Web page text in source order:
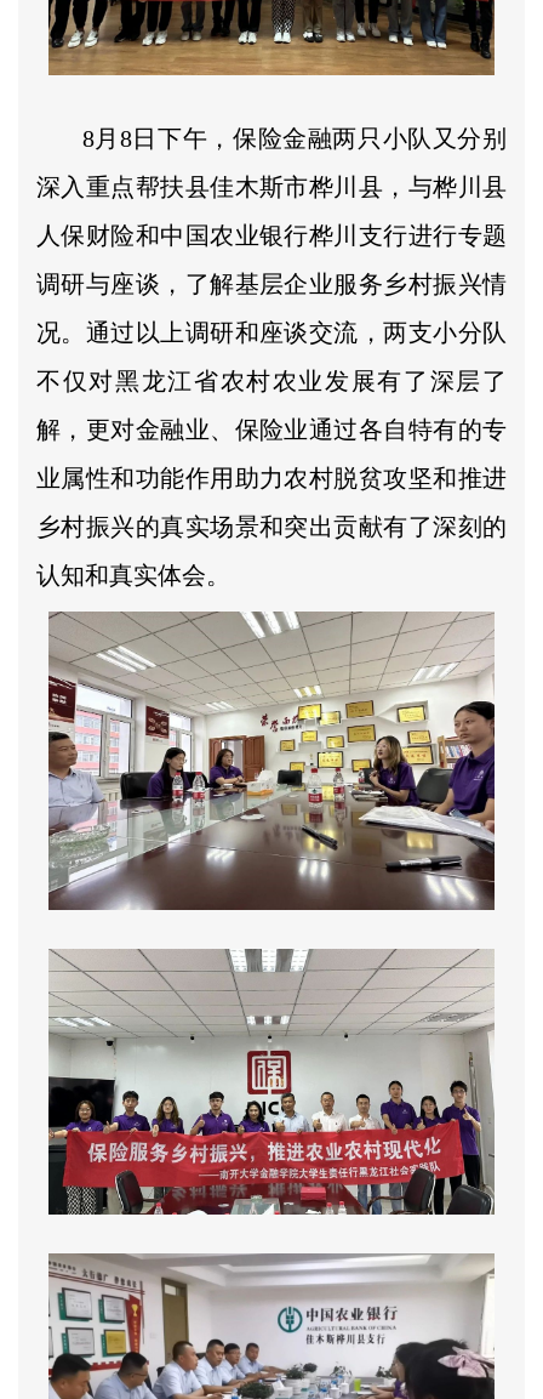
8月8日下午，保险金融两只小队又分别
深入重点帮扶县佳木斯市桦川县，与桦川县
人保财险和中国农业银行桦川支行进行专题
调研与座谈，了解基层企业服务乡村振兴情
况。通过以上调研和座谈交流，两支小分队
不仅对黑龙江省农村农业发展有了深层了
解，更对金融业、保险业通过各自特有的专
业属性和功能作用助力农村脱贫攻坚和推进
乡村振兴的真实场景和突出贡献有了深刻的
认知和真实体会。